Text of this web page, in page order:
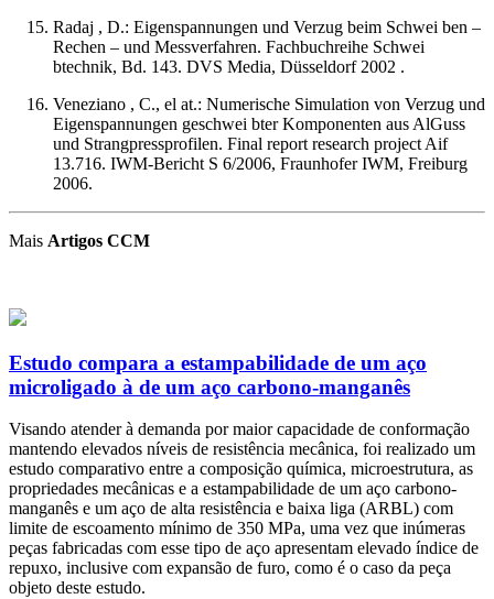
Radaj , D.: Eigenspannungen und Verzug beim Schwei ben –
Rechen – und Messverfahren. Fachbuchreihe Schwei
btechnik, Bd. 143. DVS Media, Düsseldorf 2002 .
Veneziano , C., el at.: Numerische Simulation von Verzug und
Eigenspannungen geschwei bter Komponenten aus AlGuss
und Strangpressprofilen. Final report research project Aif
13.716. IWM-Bericht S 6/2006, Fraunhofer IWM, Freiburg
2006.
Mais Artigos CCM
Estudo compara a estampabilidade de um aço
microligado à de um aço carbono-manganês
Visando atender à demanda por maior capacidade de conformação
mantendo elevados níveis de resistência mecânica, foi realizado um
estudo comparativo entre a composição química, microestrutura, as
propriedades mecânicas e a estampabilidade de um aço carbono-
manganês e um aço de alta resistência e baixa liga (ARBL) com
limite de escoamento mínimo de 350 MPa, uma vez que inúmeras
peças fabricadas com esse tipo de aço apresentam elevado índice de
repuxo, inclusive com expansão de furo, como é o caso da peça
objeto deste estudo.